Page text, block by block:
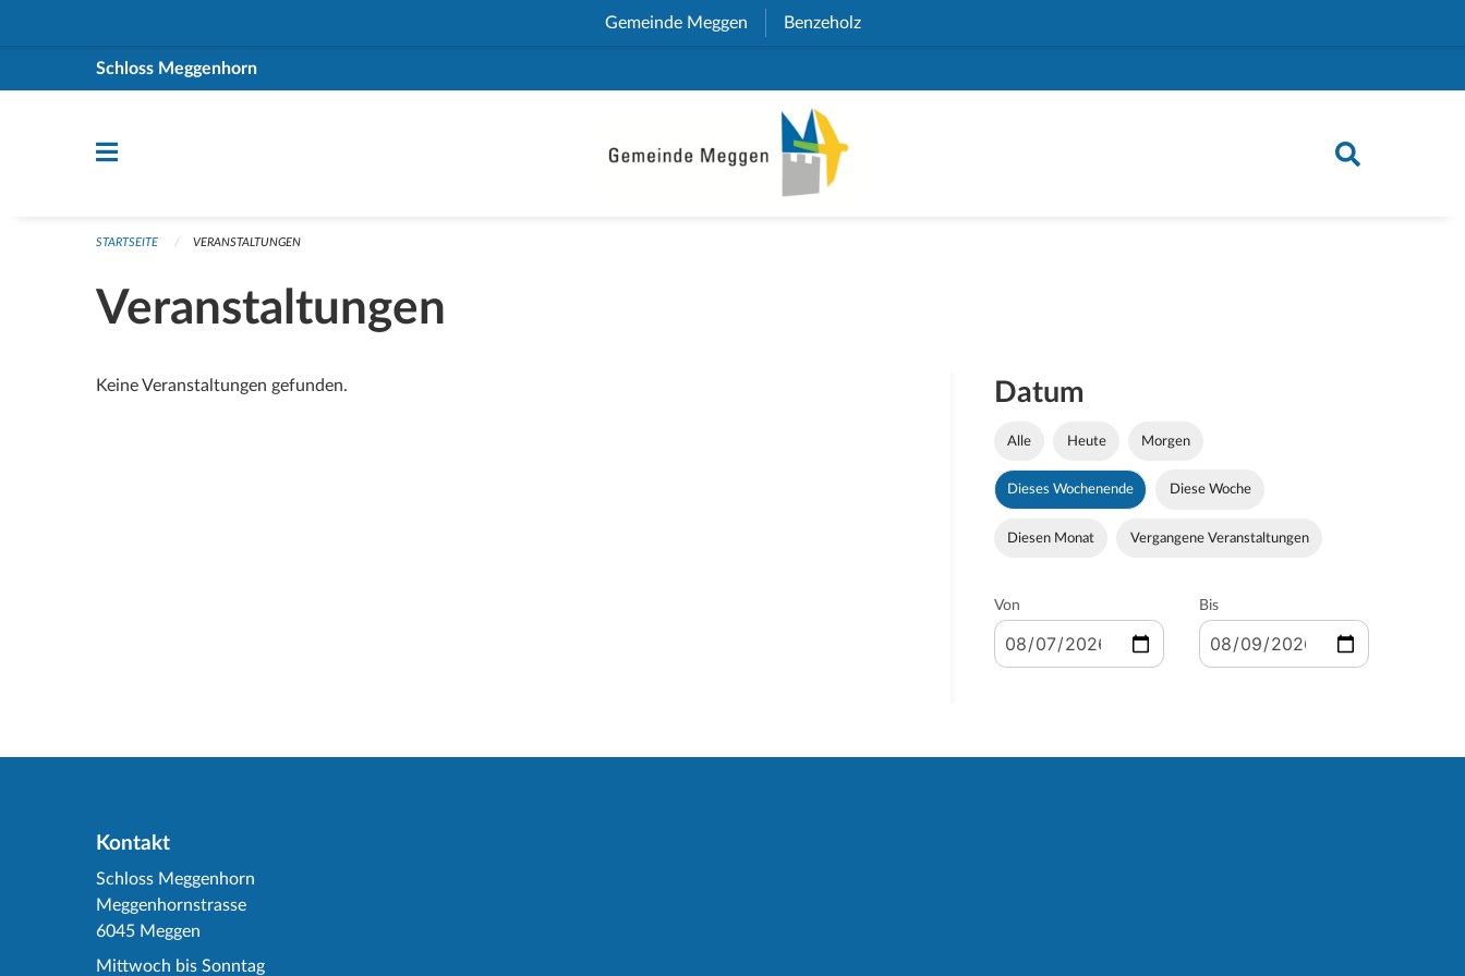
Gemeinde Meggen (External Link)
Benzeholz(External Link)
Schloss Meggenhorn
STARTSEITE VERANSTALTUNGEN
Veranstaltungen
Keine Veranstaltungen gefunden. Datum
Alle Heute Morgen
Dieses Wochenende Diese Woche
Diesen Monat Vergangene Veranstaltungen
Von Bis
Kontakt
Schloss Meggenhorn
Meggenhornstrasse
6045 Meggen
Mittwoch bis Sonntag